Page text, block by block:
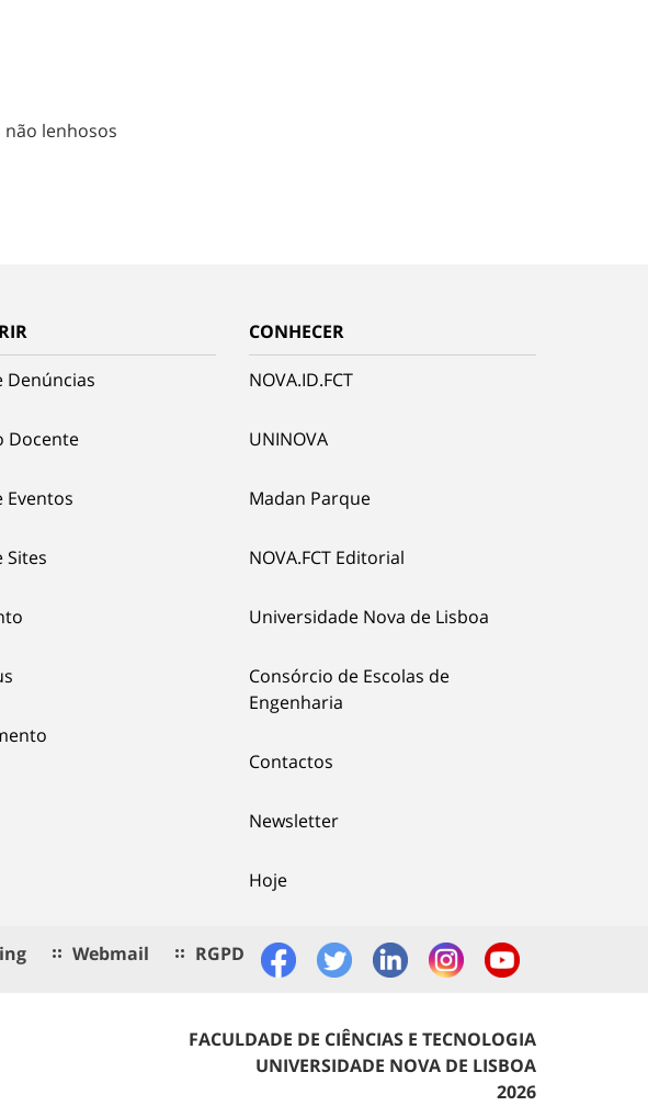
não lenhosos
Denúncias
Docente
Eventos
Sites
CONHECER
NOVA.ID.FCT
UNINOVA
Madan Parque
NOVA.FCT Editorial
Universidade Nova de Lisboa
Consórcio de Escolas de
Engenharia
Contactos
Newsletter
Hoje
Webmail RGPD
FACULDADE DE CIÊNCIAS E TECNOLOGIA
UNIVERSIDADE NOVA DE LISBOA
2026